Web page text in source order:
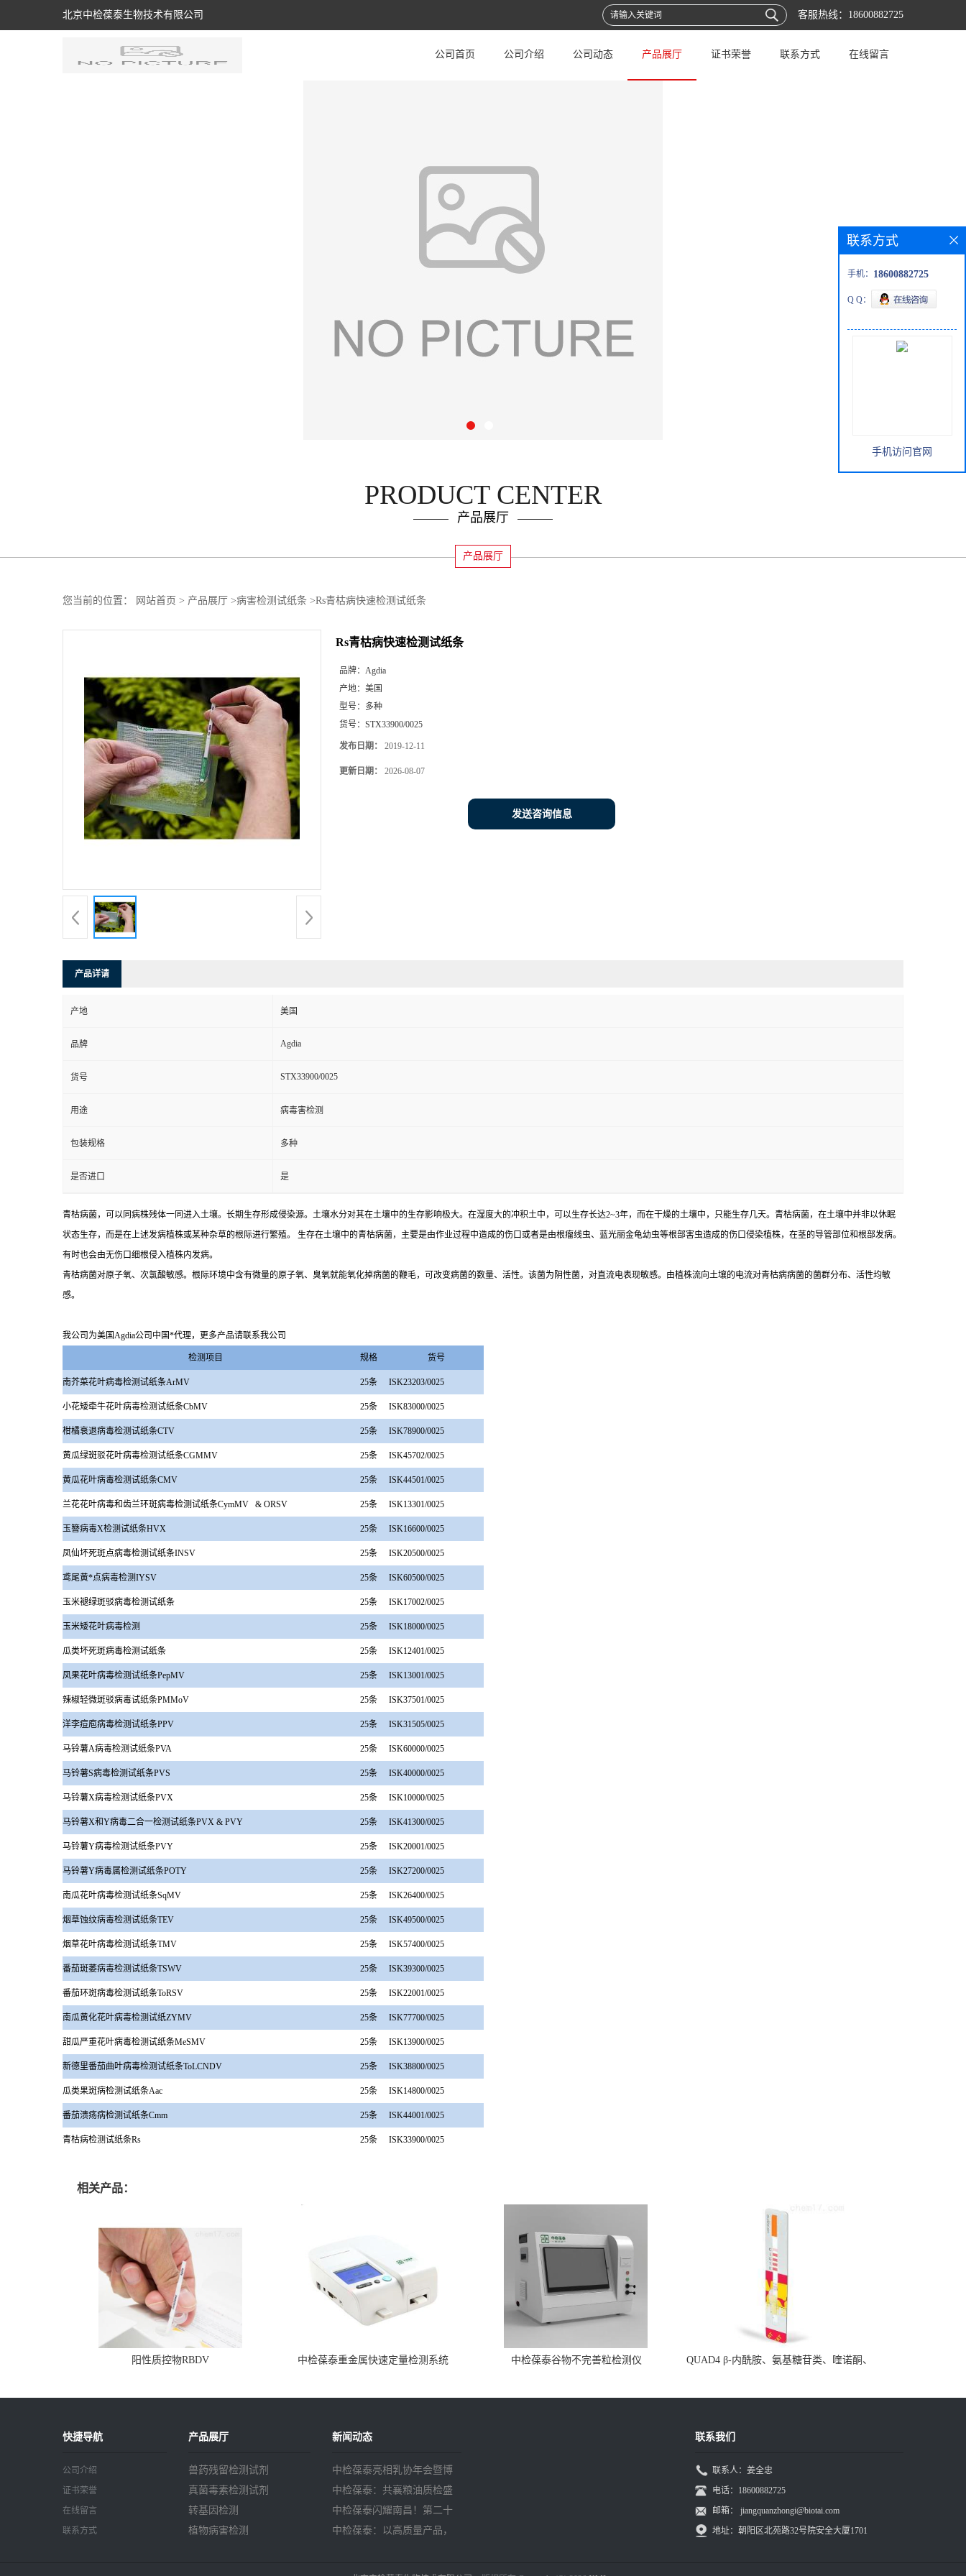
北京中检葆泰生物技术有限公司 客服热线： 18600882725
公司首页 公司介绍 公司动态 产品展厅 证书荣誉 联系方式 在线留言
PRODUCT CENTER
产品展厅
产品展厅
您当前的位置： 网站首页 > 产品展厅 >病害检测试纸条 >Rs青枯病快速检测试纸条
Rs青枯病快速检测试纸条
品牌： Agdia
产地： 美国
型号： 多种
货号： STX33900/0025
发布日期： 2019-12-11
更新日期： 2026-08-07
发送咨询信息
产品详请
产地 美国
品牌 Agdia
货号 STX33900/0025
用途 病毒害检测
包装规格 多种
是否进口 是
青枯病菌，可以同病株残体一同进入土壤。长期生存形成侵染源。土壤水分对其在土壤中的生存影响极大。在湿度大的冲积土中，可以生存长达2~3年，而在干燥的土壤中，只能生存几天。青枯病菌，在土壤中并非以休眠
状态生存，而是在上述发病植株或某种杂草的根际进行繁殖。 生存在土壤中的青枯病菌，主要是由作业过程中造成的伤口或者是由根瘤线虫、蓝光丽金龟幼虫等根部害虫造成的伤口侵染植株，在茎的导管部位和根部发病。
有时也会由无伤口细根侵入植株内发病。
青枯病菌对原子氧、次氯酸敏感。根际环境中含有微量的原子氧、臭氧就能氧化掉病菌的鞭毛，可改变病菌的数量、活性。该菌为阴性菌，对直流电表现敏感。由植株流向土壤的电流对青枯病病菌的菌群分布、活性均敏
感。
我公司为美国Agdia公司中国*代理，更多产品请联系我公司
检测项目 规格 货号
南芥菜花叶病毒检测试纸条ArMV 25条 ISK23203/0025
小花矮牵牛花叶病毒检测试纸条CbMV 25条 ISK83000/0025
柑橘衰退病毒检测试纸条CTV 25条 ISK78900/0025
黄瓜绿斑驳花叶病毒检测试纸条CGMMV 25条 ISK45702/0025
黄瓜花叶病毒检测试纸条CMV 25条 ISK44501/0025
兰花花叶病毒和齿兰环斑病毒检测试纸条CymMV & ORSV 25条 ISK13301/0025
玉簪病毒X检测试纸条HVX 25条 ISK16600/0025
凤仙坏死斑点病毒检测试纸条INSV 25条 ISK20500/0025
鸢尾黄*点病毒检测IYSV 25条 ISK60500/0025
玉米褪绿斑驳病毒检测试纸条 25条 ISK17002/0025
玉米矮花叶病毒检测 25条 ISK18000/0025
瓜类坏死斑病毒检测试纸条 25条 ISK12401/0025
凤果花叶病毒检测试纸条PepMV 25条 ISK13001/0025
辣椒轻微斑驳病毒试纸条PMMoV 25条 ISK37501/0025
洋李痘庖病毒检测试纸条PPV 25条 ISK31505/0025
马铃薯A病毒检测试纸条PVA 25条 ISK60000/0025
马铃薯S病毒检测试纸条PVS 25条 ISK40000/0025
马铃薯X病毒检测试纸条PVX 25条 ISK10000/0025
马铃薯X和Y病毒二合一检测试纸条PVX & PVY 25条 ISK41300/0025
马铃薯Y病毒检测试纸条PVY 25条 ISK20001/0025
马铃薯Y病毒属检测试纸条POTY 25条 ISK27200/0025
南瓜花叶病毒检测试纸条SqMV 25条 ISK26400/0025
烟草蚀纹病毒检测试纸条TEV 25条 ISK49500/0025
烟草花叶病毒检测试纸条TMV 25条 ISK57400/0025
番茄斑萎病毒检测试纸条TSWV 25条 ISK39300/0025
番茄环斑病毒检测试纸条ToRSV 25条 ISK22001/0025
南瓜黄化花叶病毒检测试纸ZYMV 25条 ISK77700/0025
甜瓜严重花叶病毒检测试纸条MeSMV 25条 ISK13900/0025
新德里番茄曲叶病毒检测试纸条ToLCNDV 25条 ISK38800/0025
瓜类果斑病检测试纸条Aac 25条 ISK14800/0025
番茄溃疡病检测试纸条Cmm 25条 ISK44001/0025
青枯病检测试纸条Rs 25条 ISK33900/0025
相关产品：
阳性质控物RBDV 中检葆泰重金属快速定量检测系统 中检葆泰谷物不完善粒检测仪
QUAD4 β-内酰胺、氨基糖苷类、喹诺酮、
联系方式
手机： 18600882725
Q Q：
手机访问官网
快捷导航
公司介绍
证书荣誉
在线留言
联系方式
产品展厅
兽药残留检测试剂
真菌毒素检测试剂
转基因检测
植物病害检测
新闻动态
中检葆泰亮相乳协年会暨博
览会 科技引领乳业高质量发
展
中检葆泰：共襄粮油质检盛
会，导向行业发展新程
中检葆泰闪耀南昌！第二十
届中国国际粮油博览会暨粮
中检葆泰：以高质量产品，
联系我们
联系人：姜全忠
电话：18600882725
邮箱： jiangquanzhongi@biotai.com
地址：朝阳区北苑路32号院安全大厦1701